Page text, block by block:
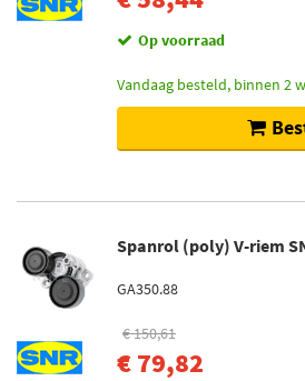
Op voorraad
Vandaag besteld, binnen 2
Spanrol (poly) V-riem
GA350.88
€ 150,61
€ 79,82